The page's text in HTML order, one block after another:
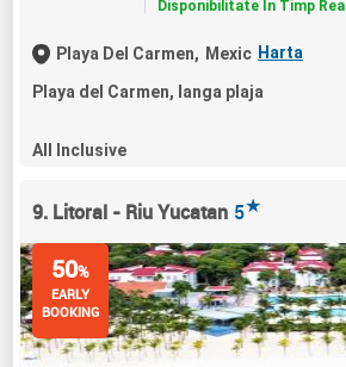
Disponibilitate In Timp Real
Playa Del Carmen, Mexic Harta
Playa del Carmen, langa plaja
All Inclusive
9. Litoral - Riu Yucatan 5★
50%
EARLY
BOOKING